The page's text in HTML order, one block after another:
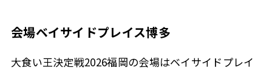
会場ベイサイドプレイス博多
大食い王決定戦2026福岡の会場はベイサイドプレイ